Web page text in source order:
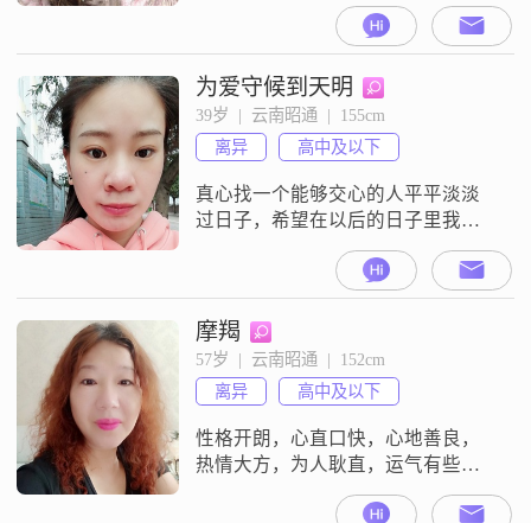
为爱守候到天明
39岁  |  云南昭通  |  155cm
离异
高中及以下
真心找一个能够交心的人平平淡淡
过日子，希望在以后的日子里我们
形影不离，相依相偎过完后半生！
年纪大了不想被凶，只想被宠！！
摩羯
57岁  |  云南昭通  |  152cm
离异
高中及以下
性格开朗，心直口快，心地善良，
热情大方，为人耿直，运气有些欠